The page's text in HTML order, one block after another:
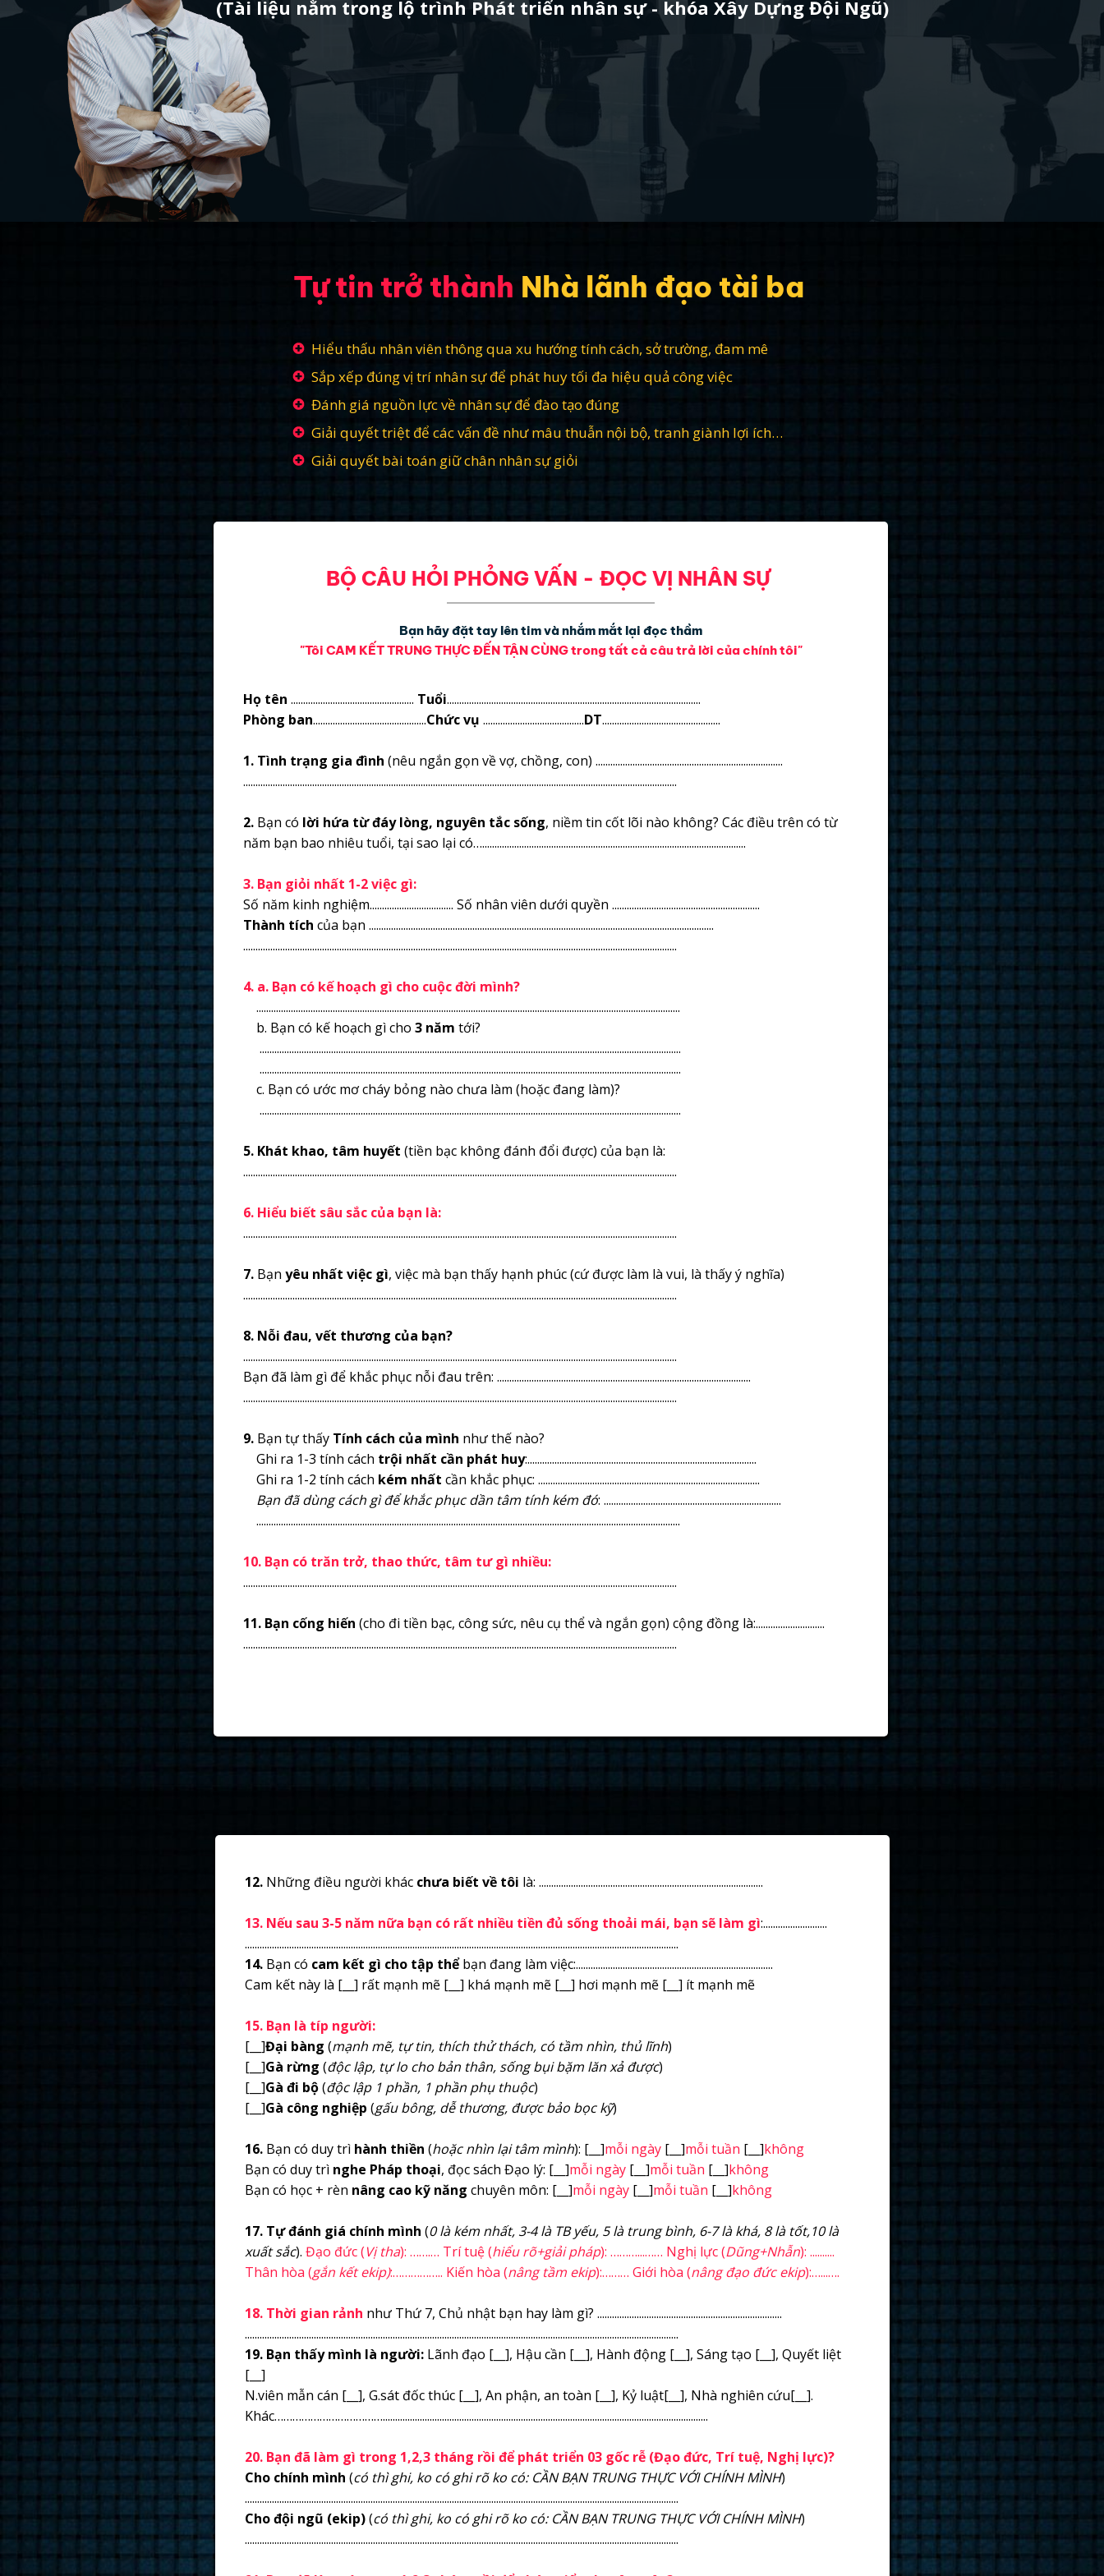
(Tài liệu nằm trong lộ trình Phát triển nhân sự - khóa Xây Dựng Đội Ngũ)
Tự tin trở thành Nhà lãnh đạo tài ba
Hiểu thấu nhân viên thông qua xu hướng tính cách, sở trường, đam mê
Sắp xếp đúng vị trí nhân sự để phát huy tối đa hiệu quả công việc
Đánh giá nguồn lực về nhân sự để đào tạo đúng
Giải quyết triệt để các vấn đề như mâu thuẫn nội bộ, tranh giành lợi ích…
Giải quyết bài toán giữ chân nhân sự giỏi
Họ tên .................................................. Tuổi.......................................................................................................
Phòng ban..............................................Chức vụ .........................................DT................................................
1. Tình trạng gia đình (nêu ngắn gọn về vợ, chồng, con) ............................................................................
................................................................................................................................................................................
2.Bạn có lời hứa từ đáy lòng, nguyên tắc sống, niềm tin cốt lõi nào không? Các điều trên có từ
năm bạn bao nhiêu tuổi, tại sao lại có…...........................................................................................................
3. Bạn giỏi nhất 1-2 việc gì:
Số năm kinh nghiệm.................................. Số nhân viên dưới quyền ............................................................
Thành tích của bạn ............................................................................................................................................
................................................................................................................................................................................
4. a. Bạn có kế hoạch gì cho cuộc đời mình?
............................................................................................................................................................................
b. Bạn có kế hoạch gì cho 3 năm tới?
...........................................................................................................................................................................
...........................................................................................................................................................................
c. Bạn có ước mơ cháy bỏng nào chưa làm (hoặc đang làm)?
...........................................................................................................................................................................
5. Khát khao, tâm huyết (tiền bạc không đánh đổi được) của bạn là:
................................................................................................................................................................................
6. Hiểu biết sâu sắc của bạn là:
................................................................................................................................................................................
7.Bạn yêu nhất việc gì, việc mà bạn thấy hạnh phúc (cứ được làm là vui, là thấy ý nghĩa)
................................................................................................................................................................................
8. Nỗi đau, vết thương của bạn?
................................................................................................................................................................................
Bạn đã làm gì để khắc phục nỗi đau trên: .......................................................................................................
................................................................................................................................................................................
9.Bạn tự thấy Tính cách của mình như thế nào?
Ghi ra 1-3 tính cách trội nhất cần phát huy:.............................................................................................
Ghi ra 1-2 tính cách kém nhất cần khắc phục: ..........................................................................................
Bạn đã dùng cách gì để khắc phục dần tâm tính kém đó: ........................................................................
............................................................................................................................................................................
10. Bạn có trăn trở, thao thức, tâm tư gì nhiều:
................................................................................................................................................................................
11. Bạn cống hiến (cho đi tiền bạc, công sức, nêu cụ thể và ngắn gọn) cộng đồng là:............................
................................................................................................................................................................................
BỘ CÂU HỎI PHỎNG VẤN - ĐỌC VỊ NHÂN SỰ
Bạn hãy đặt tay lên tim và nhắm mắt lại đọc thầm
"Tôi CAM KẾT TRUNG THỰC ĐẾN TẬN CÙNG trong tất cả câu trả lời của chính tôi"
12.Những điều người khác chưa biết về tôi là: ...........................................................................................
13. Nếu sau 3-5 năm nữa bạn có rất nhiều tiền đủ sống thoải mái, bạn sẽ làm gì:..........................
................................................................................................................................................................................
14.Bạn có cam kết gì cho tập thểbạn đang làm việc:................................................................................
Cam kết này là [__] rất mạnh mẽ [__] khá mạnh mẽ [__] hơi mạnh mẽ [__] ít mạnh mẽ
15. Bạn là típ người:
[__]Đại bàng (mạnh mẽ, tự tin, thích thử thách, có tầm nhìn, thủ lĩnh)
[__]Gà rừng (độc lập, tự lo cho bản thân, sống bụi bặm lăn xả được)
[__]Gà đi bộ(độc lập 1 phần, 1 phần phụ thuộc)
[__]Gà công nghiệp (gấu bông, dễ thương, được bảo bọc kỹ)
16.Bạn có duy trì hành thiền (hoặc nhìn lại tâm mình): [__]mỗi ngày[__]mỗi tuần [__]không
Bạn có duy trì nghe Pháp thoại, đọc sách Đạo lý: [__]mỗi ngày[__]mỗi tuần [__]không
Bạn có học + rèn nâng cao kỹ năng chuyên môn: [__]mỗi ngày[__]mỗi tuần [__]không
17. Tự đánh giá chính mình (0 là kém nhất, 3-4 là TB yếu, 5 là trung bình, 6-7 là khá, 8 là tốt,10 là
xuất sắc). Đạo đức (Vị tha): …….… Trí tuệ (hiểu rõ+giải pháp): ………...…… Nghị lực (Dũng+Nhẫn): ..........
Thân hòa (gắn kết ekip):…………….. Kiến hòa (nâng tầm ekip):……… Giới hòa (nâng đạo đức ekip):…...….
18. Thời gian rảnh như Thứ 7, Chủ nhật bạn hay làm gì? ...........................................................................
................................................................................................................................................................................
19. Bạn thấy mình là người:Lãnh đạo [__], Hậu cần [__], Hành động [__], Sáng tạo [__], Quyết liệt
[__]
N.viên mẫn cán [__], G.sát đốc thúc [__], An phận, an toàn [__], Kỷ luật[__], Nhà nghiên cứu[__].
Khác………………………………....................................................................................................................................
20. Bạn đã làm gì trong 1,2,3 tháng rồi để phát triển 03 gốc rễ (Đạo đức, Trí tuệ, Nghị lực)?
Cho chính mình (có thì ghi, ko có ghi rõ ko có: CẦN BẠN TRUNG THỰC VỚI CHÍNH MÌNH)
................................................................................................................................................................................
Cho đội ngũ (ekip)(có thì ghi, ko có ghi rõ ko có: CẦN BẠN TRUNG THỰC VỚI CHÍNH MÌNH)
................................................................................................................................................................................